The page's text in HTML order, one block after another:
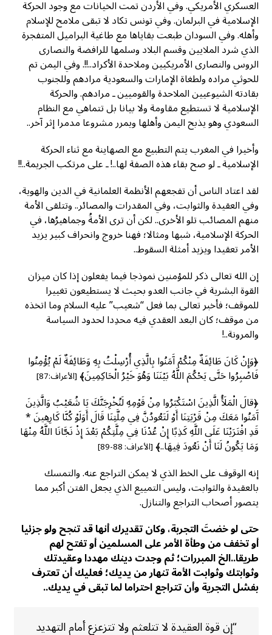
العسكري الأمريكي. وفي الأردن تمت الخيانات مع وجود الحركة
الإسلامية في البرلمان. وفي تونس تكاد لا تبقى ملامح للإسلام
وأهله. وفي السودان طبعت بقاياها مع طاغية البراميل المتفجرة
الذي شرد الملايين وقسم البلاد وسلمها للرافضة والنصارى
الروس والنصارى الأمريكيين وملاحدة الأكراد..!!. وفي اليمن تم
للحوثي مراده ولطغاة الإمارات والسعودية مرادهم وللجنوب
بقادته الشيوعيين الملاحدة والقوميين ـ مرادهم. والحركة
الإسلامية لا تستطيع مقاومة ولا بيانا بل تتماهي مع النظام
السعودي وهو يذبح اليمن وأهلها ويمرر مشروعا مدمرا إثر آخر..
وأخيرا في المغرب يتم التطبيع مع الصهاينة مع ثناء الحركة
الإسلامية ـ لو صح بقاء هذه الصفة لها..! ـ على مرتكب الجريمة..!!
لقد اعتاد الناس أن تفجعهم الأنظمة العلمانية في الدين والهوية،
وفي العقيدة والثوابت، وفي المقدرات والمصائر.. وتتلقى الأمة
منهم المصائب تلو الأخرى.. لكن أن ترى الأمةُ وجماهيرُها، في
الحركة الإسلامية، شبها ومثالا؛ فهنا خروج وانحراف كبير يزيد
الأمر تعقيدا ويزيد أمثلة السقوط..
إن الله تعالى ذكر للمؤمنين نموذجا فيما يفعلون إذا كان ميزان
القوة البشرية في جانب العدو بحيث لا يستطيعون تغييرا
للموقف؛ فأخبر تعالى بما فعل “شعيب” عليه السلام وما اتخذه
من موقف؛ كان البعد العقدي فيه محدِدا لحدود السياسة
والمرونة..!
﴿وَإِنْ كَانَ طَائِفَةٌ مِنْكُمْ آَمَنُوا بِالَّذِي أُرْسِلْتُ بِهِ وَطَائِفَةٌ لَمْ يُؤْمِنُوا
فَاصْبِرُوا حَتَّى يَحْكُمَ اللَّهُ بَيْنَنَا وَهُوَ خَيْرُ الْحَاكِمِينَ﴾[الأعراف:87]
﴿قالَ الْمَلَأُ الَّذِينَ اسْتَكْبَرُوا مِنْ قَوْمِهِ لَنُخْرِجَنَّكَ يَا شُعَيْبُ وَالَّذِينَ
آَمَنُوا مَعَكَ مِنْ قَرْيَتِنَا أَوْ لَتَعُودُنَّ فِي مِلَّتِنَا قَالَ أَوَلَوْ كُنَّا كَارِهِينَ *
قَدِ افْتَرَيْنَا عَلَى اللَّهِ كَذِبًا إِنْ عُدْنَا فِي مِلَّتِكُمْ بَعْدَ إِذْ نَجَّانَا اللَّهُ مِنْهَا
وَمَا يَكُونُ لَنَا أَنْ نَعُودَ فِيهَا..﴾[الأعراف: 88-89]
إنه الوقوف على الخط الذي لا يمكن التراجع عنه. والتمسك
بالعقيدة والثوابت، وليس التمييع الذي يجعل الفتن أكبر مما
يتصور أصحاب التراجع والتنازل.
حتى لو خضتَ التجربة، وكان تقديرك أنها قد تنجح ولو جزئيا
أو تخفف من وطأة الأمر على المسلمين أو تفتح لهم
طريقا..الخ المبررات؛ ثم وجدت دينك مهددا وعقيدتك
وثوابتك وثوابت الأمة تنهار من يديك؛ فعليك أن تعترف
بفشل التجرية وأن تتراجع احتراما لما تبقى في يديك..
“إن قوة العقيدة لا تتلعثم ولا تتزعزع أمام التهديد